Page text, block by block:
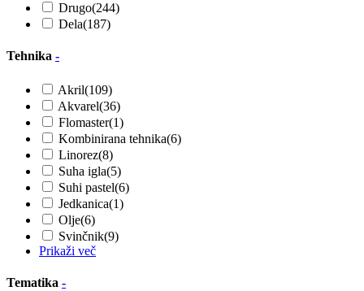
Drugo(244)
Dela(187)
Tehnika -
Akril(109)
Akvarel(36)
Flomaster(1)
Kombinirana tehnika(6)
Linorez(8)
Suha igla(5)
Suhi pastel(6)
Jedkanica(1)
Olje(6)
Svinčnik(9)
Prikaži več
Tematika -